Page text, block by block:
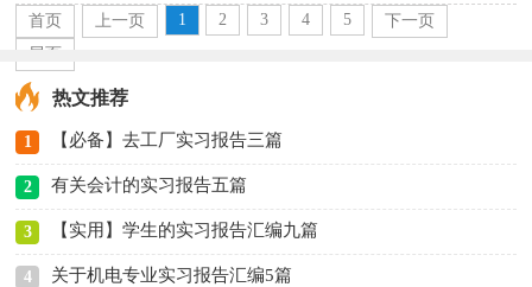
首页 上一页 1 2 3 4 5
下一页
尾页
热文推荐
1 【必备】去工厂实习报告三篇
2 有关会计的实习报告五篇
3 【实用】学生的实习报告汇编九篇
4 关于机电专业实习报告汇编5篇